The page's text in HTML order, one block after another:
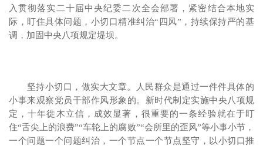
入贯彻落实二十届中央纪委二次全会部署，紧密结合本地实
际，盯住具体问题，小切口精准纠治“四风”，持续保持严的基
调，加固中央八项规定堤坝。
坚持小切口，做实大文章。人民群众是通过一件件具体的
小事来观察党员干部作风形象的。新时代制定实施中央八项规
定，十年徙木立信，成效显著，很重要的一条经验就在于盯
住“舌尖上的浪费”“车轮上的腐败”“会所里的歪风”等小事小节，
一个问题一个问题纠治，一个节点一个节点坚守，以小切口推